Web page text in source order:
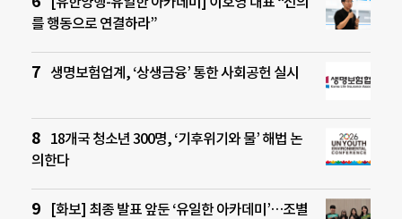
를 행동으로 연결하라”
생명보험업계, ‘상생금융’ 통한 사회공헌 실시
18개국 청소년 300명, ‘기후위기와 물’ 해법 논
의한다
[화보] 최종 발표 앞둔 ‘유일한 아카데미’…조별